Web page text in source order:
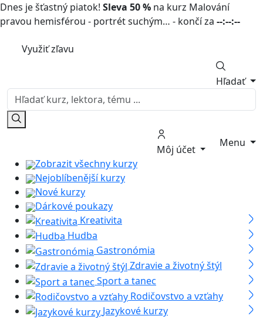
Dnes je šťastný piatok! Sleva 50 % na kurz Malování
pravou hemisférou - portrét suchým… - končí za --:--:--
Využiť zľavu
Hľadať
Môj účet
Menu
Zobrazit všechny kurzy
Nejoblíbenější kurzy
Nové kurzy
Dárkové poukazy
Kreativita
Hudba
Gastronómia
Zdravie a životný štýl
Sport a tanec
Rodičovstvo a vzťahy
Jazykové kurzy